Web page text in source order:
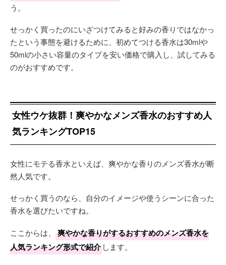
う。
せっかく買ったのにいざつけてみると好みの香りではなかっ
たという事態を避けるために、初めてつける香水は30mlや
50mlの小さい容量のタイプを安い価格で購入し、試してみる
のがおすすめです。
女性ウケ抜群！爽やかなメンズ香水のおすすめ人
気ランキングTOP15
女性にモテる香水といえば、爽やかな香りのメンズ香水が断
然人気です。
せっかく買うのなら、自分のイメージや使うシーンに合った
香水を選びたいですね。
ここからは、
爽やかな香りがするおすすめのメンズ香水を
人気ランキング形式で紹介 します。